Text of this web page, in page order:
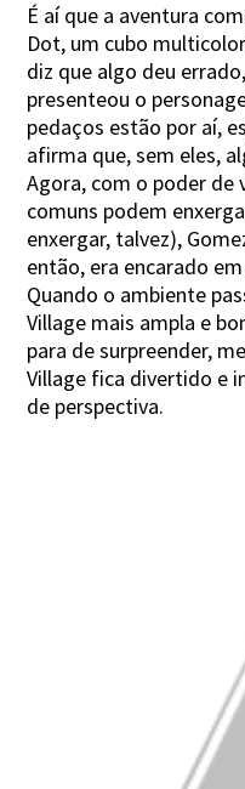
É aí que a aventura
Dot, um cubo
diz que algo deu
presenteou o
pedaços estão por aí,
afirma que, sem eles,
Agora, com o poder de
comuns podem
enxergar, talvez),
então, era encarado
Quando o ambiente
Village mais ampla e
para de surpreender,
Village fica divertido e
de perspectiva.